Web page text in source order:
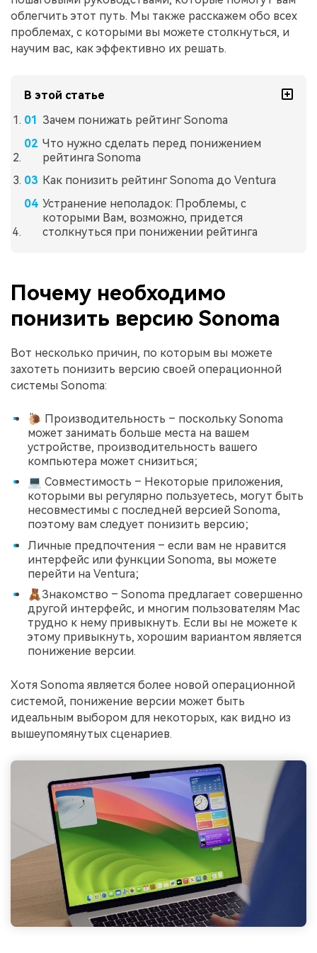
облегчить этот путь. Мы также расскажем обо всех
проблемах, с которыми вы можете столкнуться, и
научим вас, как эффективно их решать.
В этой статье
Зачем понижать рейтинг Sonoma
Что нужно сделать перед понижением
рейтинга Sonoma
Как понизить рейтинг Sonoma до Ventura
Устранение неполадок: Проблемы, с
которыми Вам, возможно, придется
столкнуться при понижении рейтинга
Почему необходимо
понизить версию Sonoma
Вот несколько причин, по которым вы можете
захотеть понизить версию своей операционной
системы Sonoma:
🐌 Производительность – поскольку Sonoma
может занимать больше места на вашем
устройстве, производительность вашего
компьютера может снизиться;
💻 Совместимость – Некоторые приложения,
которыми вы регулярно пользуетесь, могут быть
несовместимы с последней версией Sonoma,
поэтому вам следует понизить версию;
Личные предпочтения – если вам не нравится
интерфейс или функции Sonoma, вы можете
перейти на Ventura;
🧸Знакомство – Sonoma предлагает совершенно
другой интерфейс, и многим пользователям Mac
трудно к нему привыкнуть. Если вы не можете к
этому привыкнуть, хорошим вариантом является
понижение версии.
Хотя Sonoma является более новой операционной
системой, понижение версии может быть
идеальным выбором для некоторых, как видно из
вышеупомянутых сценариев.